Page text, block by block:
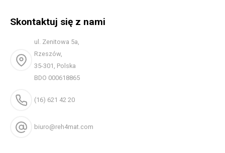
Skontaktuj się z nami
ul. Zenitowa 5a,
Rzeszów,
35-301, Polska
BDO 000618865
(16) 621 42 20
biuro@reh4mat.com